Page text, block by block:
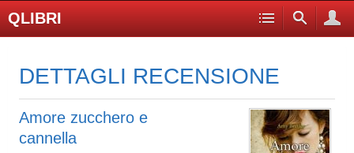
QLIBRI
DETTAGLI RECENSIONE
Amore zucchero e
cannella